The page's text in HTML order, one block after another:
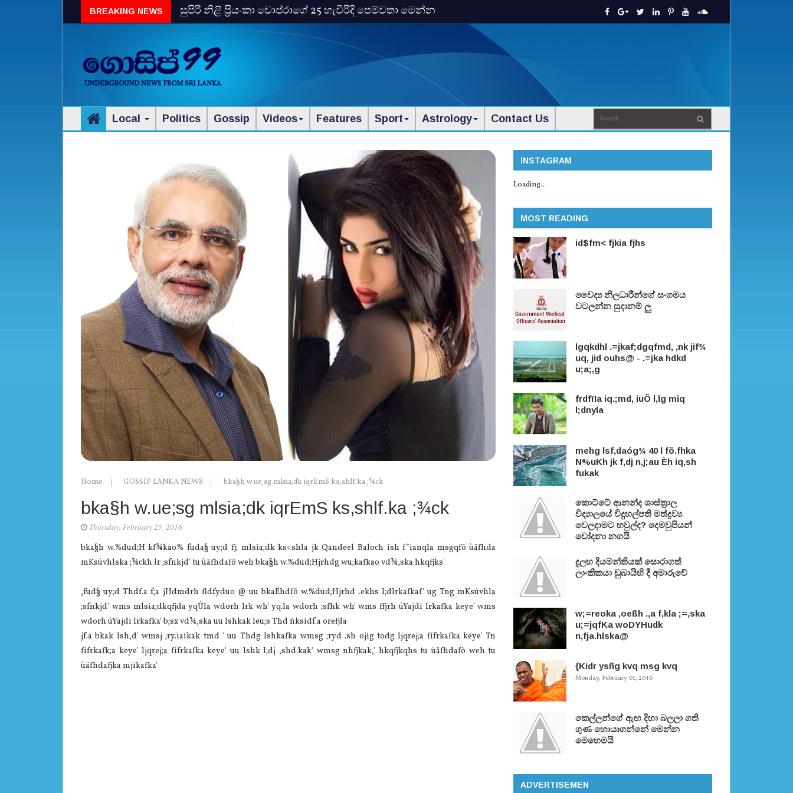
BREAKING NEWS සුපිරි නිළි ප්‍රියංකා චොප්රාගේ 25 හැවිරිදි පෙම්වතා මෙන්න
Local Politics Gossip Videos Features Sport Astrology Contact Us
Home GOSSIP LANKA NEWS bka§h w.ue;sg mlsia;dk iqrEmS ks,shlf.ka ;¾ck
bka§h w.ue;sg mlsia;dk iqrEmS ks,shlf.ka ;¾ck
Thursday, February 25, 2016
bka§h w.%dud;H kf¾kao% fuda§ uy;d fj; mlsia;dk ks<shla jk Qandeel Baloch ish f*ianqla msgqfõ ùäfhda
mKsúvhlska ;¾ckh lr ;sfnkjd' tu ùäfhdafõ weh bka§h w.%dud;Hjrhdg wu;kafkao vd¾,ska hkqfjks'
,fud§ uy;d Thdf.a f;a jHdmdrh fldfyduo @ uu bkaÈhdfõ w.%dud;Hjrhd .ekhs l;dlrkafka‍f' ug Tng mKsúvhla
;sfnkjd' wms mlsia;dkqfjda yqÛla wdorh lrk wh' yq.la wdorh ;sfhk wh' wms ffjrh úYajdi lrkafka keye' wms
wdorh úYajdi lrkafka' b;sx vd¾,ska uu lshkak leu;s Thd ñksidf.a orefjla
jf.a bkak lsh,d' wmsj ;ry.iaikak tmd ' uu Thdg lshkafka wmsg ;ryd .sh ojig todg ljqrej;a fífrkafka keye' Tn
fífrkafk;a keye' ljqrej;a fífrkafka keye' uu lshk l;dj ,shd.kak' wmsg nhfjkak,' hkqfjkqhs tu ùäfhdafõ weh tu
ùäfhdafjka mjikafka'
INSTAGRAM
Loading...
MOST READING
id$fm< fjkia fjhs
වෛද්‍ය නිලධාරීන්ගේ සංගමය
වටලන්න සුදානම් ලු
lgqkdhl .=jkaf;dgqfmd, ,nk jif¾
uq, jid ouhs@ - .=jka hdkd
u;a;,g
frdfïIa iq.;md, iuÕ l,lg miq
l;dnyla
mehg lsf,daóg¾ 40 l fõ.fhka
N%uKh jk f,dj n,j;au Èh iq,sh
fukak
කොට්ටේ ආනන්ද ශාස්ත‍්‍රාල
විද්‍යාලයේ විදුහල්පති මත්ද්‍රව්‍ය
වෙලදාමට හවුල්ද? දෙමවුපියන්
චෝදනා නගයි
දුලභ දියමන්තියක් සොරාගත්
ලාංකිකයා ඩුබායිහි දී අමාරුවේ
w;=reoka ,oeßh .,a f,kla ;=,ska
u;=jqfKa woDYHudk
n,fja.hlska@
{Kidr ysñg kvq msg kvq
Monday, February 01, 2016
කෙල්ලන්ගේ ඇඟ දිහා බලලා ගති
ගුණ හොයාගන්නේ මෙන්න
මෙහෙමයි
ADVERTISEMEN